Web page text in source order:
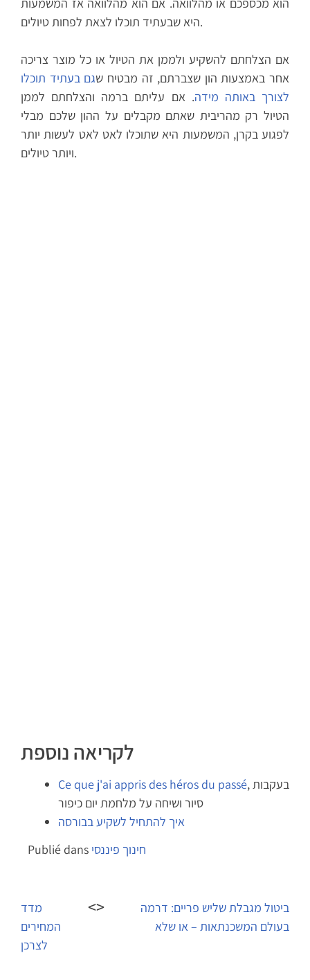
הוא מכספכם או מהלוואה. אם הוא מהלוואה אז המשמעות
היא שבעתיד תוכלו לצאת לפחות טיולים.
אם הצלחתם להשקיע ולממן את הטיול או כל מוצר צריכה
אחר באמצעות הון שצברתם, זה מבטיח שגם בעתיד תוכלו
לצורך באותה מידה. אם עליתם ברמה והצלחתם לממן
הטיול רק מהריבית שאתם מקבלים על ההון שלכם מבלי
לפגוע בקרן, המשמעות היא שתוכלו לאט לאט לעשות יותר
ויותר טיולים.
לקריאה נוספת
Ce que j'ai appris des héros du passé, בעקבות
סיור ושיחה על מלחמת יום כיפור
איך להתחיל לשקיע בבורסה
Publié dans חינוך פיננסי
de
l’article
מדד
המחירים
לצרכן
ביטול מגבלת שליש פריים: דרמה
בעולם המשכנתאות – או שלא